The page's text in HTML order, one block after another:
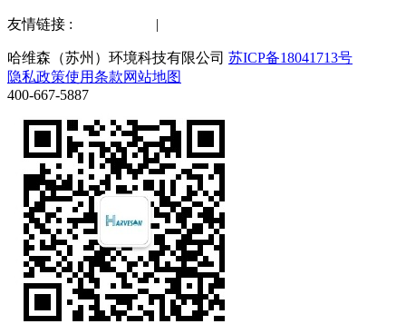
友情链接 : |
哈维森（苏州）环境科技有限公司 苏ICP备18041713号
隐私政策使用条款网站地图
400-667-5887